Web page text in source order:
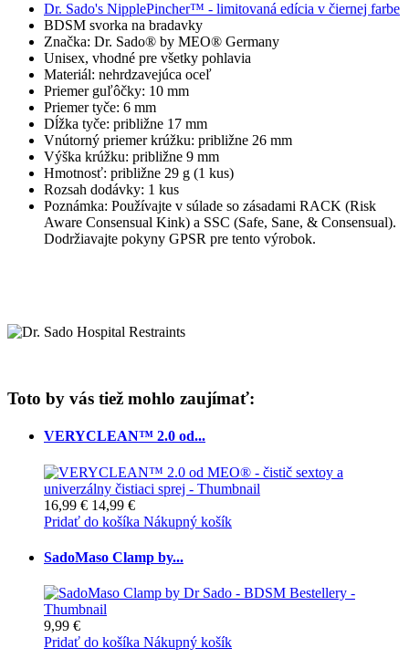
Dr. Sado's NipplePincher™ - limitovaná edícia v čiernej farbe
BDSM svorka na bradavky
Značka: Dr. Sado® by MEO® Germany
Unisex, vhodné pre všetky pohlavia
Materiál: nehrdzavejúca oceľ
Priemer guľôčky: 10 mm
Priemer tyče: 6 mm
Dĺžka tyče: približne 17 mm
Vnútorný priemer krúžku: približne 26 mm
Výška krúžku: približne 9 mm
Hmotnosť: približne 29 g (1 kus)
Rozsah dodávky: 1 kus
Poznámka: Používajte v súlade so zásadami RACK (Risk
Aware Consensual Kink) a SSC (Safe, Sane, & Consensual).
Dodržiavajte pokyny GPSR pre tento výrobok.
Toto by vás tiež mohlo zaujímať:
VERYCLEAN™ 2.0 od...
16,99 € 14,99 €
Pridať do košíka Nákupný košík
SadoMaso Clamp by...
9,99 €
Pridať do košíka Nákupný košík